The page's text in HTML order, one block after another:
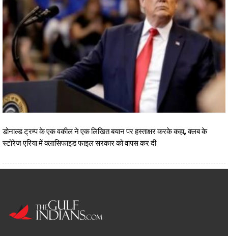
डोनाल्ड ट्रम्प के एक वकील ने एक लिखित बयान पर हस्ताक्षर करके कहा, क्लब के
स्टोरेज एरिया में क्लासिफाइड फाइल सरकार को वापस कर दी